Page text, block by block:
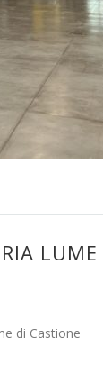
LUME
di Castione